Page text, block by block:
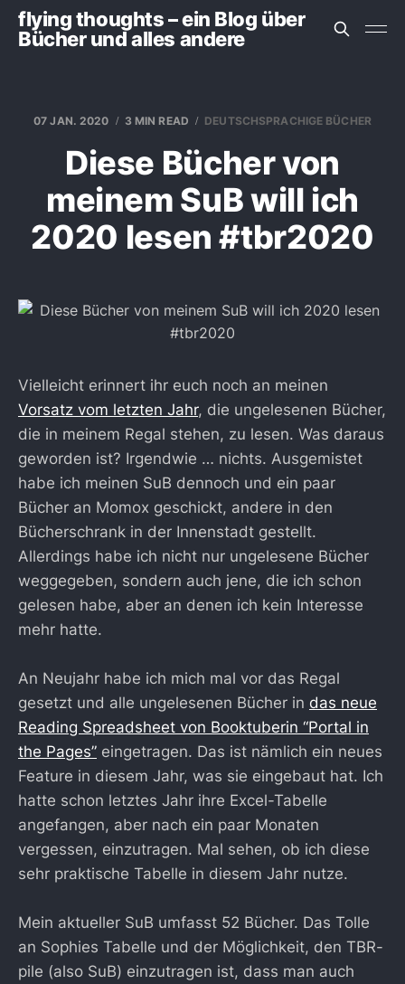
flying thoughts – ein Blog über
Bücher und alles andere
07 JAN. 2020 3 MIN READ DEUTSCHSPRACHIGE BÜCHER
Diese Bücher von
meinem SuB will ich
2020 lesen #tbr2020
Vielleicht erinnert ihr euch noch an meinen
Vorsatz vom letzten Jahr, die ungelesenen Bücher,
die in meinem Regal stehen, zu lesen. Was daraus
geworden ist? Irgendwie … nichts. Ausgemistet
habe ich meinen SuB dennoch und ein paar
Bücher an Momox geschickt, andere in den
Bücherschrank in der Innenstadt gestellt.
Allerdings habe ich nicht nur ungelesene Bücher
weggegeben, sondern auch jene, die ich schon
gelesen habe, aber an denen ich kein Interesse
mehr hatte.
An Neujahr habe ich mich mal vor das Regal
gesetzt und alle ungelesenen Bücher in das neue
Reading Spreadsheet von Booktuberin “Portal in
the Pages” eingetragen. Das ist nämlich ein neues
Feature in diesem Jahr, was sie eingebaut hat. Ich
hatte schon letztes Jahr ihre Excel-Tabelle
angefangen, aber nach ein paar Monaten
vergessen, einzutragen. Mal sehen, ob ich diese
sehr praktische Tabelle in diesem Jahr nutze.
Mein aktueller SuB umfasst 52 Bücher. Das Tolle
an Sophies Tabelle und der Möglichkeit, den TBR-
pile (also SuB) einzutragen ist, dass man auch